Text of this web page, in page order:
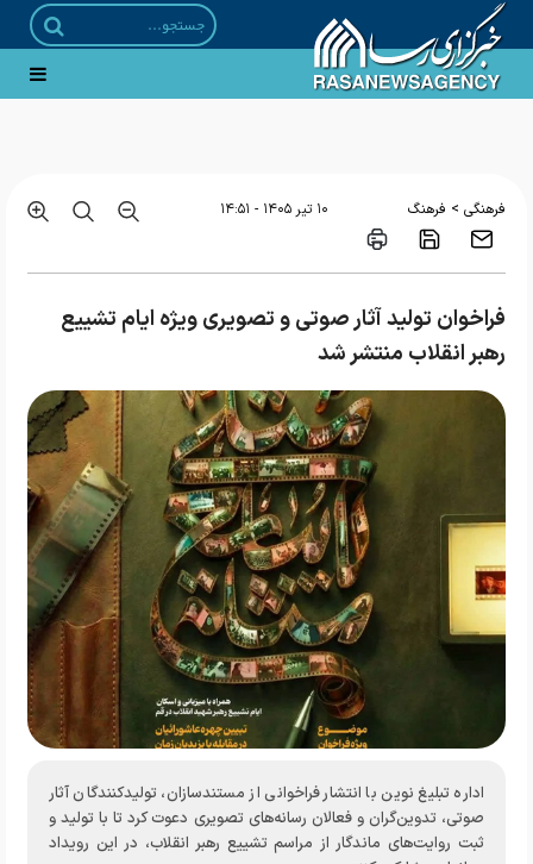
فرهنگی > فرهنگ ۱۰ تير ۱۴۰۵ - ۱۴:۵۱
فراخوان تولید آثار صوتی و تصویری ویژه ایام تشییع
رهبر انقلاب منتشر شد
اداره تبلیغ نوین با انتشار فراخوانی از مستندسازان، تولیدکنندگان آثار
صوتی، تدوین‌گران و فعالان رسانه‌های تصویری دعوت کرد تا با تولید و
ثبت روایت‌های ماندگار از مراسم تشییع رهبر انقلاب، در این رویداد